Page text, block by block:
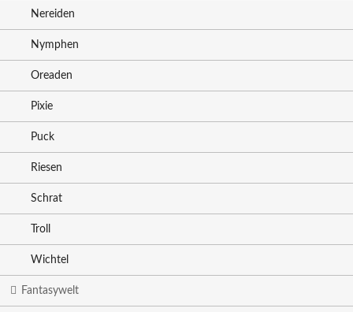
Nereiden
Nymphen
Oreaden
Pixie
Puck
Riesen
Schrat
Troll
Wichtel
Fantasywelt